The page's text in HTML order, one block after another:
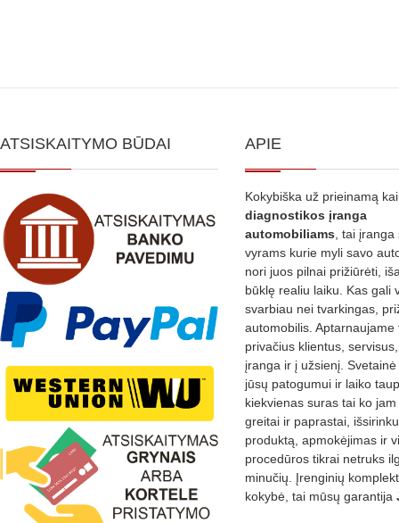
ATSISKAITYMO BŪDAI APIE
Kokybiška už prieinamą
diagnostikos įranga
automobiliams, tai įranga
vyrams kurie myli savo
nori juos pilnai prižiūrėti,
būklę realiu laiku. Kas gali
svarbiau nei tvarkingas,
automobilis. Aptarnaujame
privačius klientus,
įranga ir į užsienį.
jūsų patogumui ir laiko
kiekvienas suras tai ko
greitai ir paprastai,
produktą, apmokėjimas ir
procedūros tikrai netruks
minučių. Įrenginių
kokybė, tai mūsų garantija